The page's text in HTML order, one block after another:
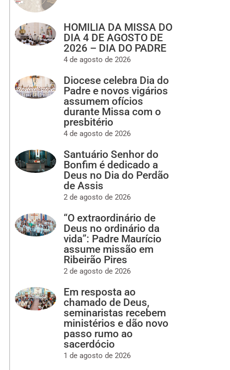
HOMILIA DA MISSA DO
DIA 4 DE AGOSTO DE
2026 – DIA DO PADRE
4 de agosto de 2026
Diocese celebra Dia do
Padre e novos vigários
assumem ofícios
durante Missa com o
presbitério
4 de agosto de 2026
Santuário Senhor do
Bonfim é dedicado a
Deus no Dia do Perdão
de Assis
2 de agosto de 2026
“O extraordinário de
Deus no ordinário da
vida”: Padre Maurício
assume missão em
Ribeirão Pires
2 de agosto de 2026
Em resposta ao
chamado de Deus,
seminaristas recebem
ministérios e dão novo
passo rumo ao
sacerdócio
1 de agosto de 2026